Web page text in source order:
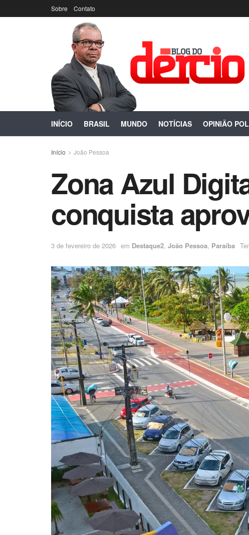
Sobre Contato
INÍCIO BRASIL MUNDO NOTÍCIAS OPINIÃO
Início João Pessoa
Zona Azul
conquista
3 de fevereiro de 2026 em Destaque2, João Pessoa, Paraíba